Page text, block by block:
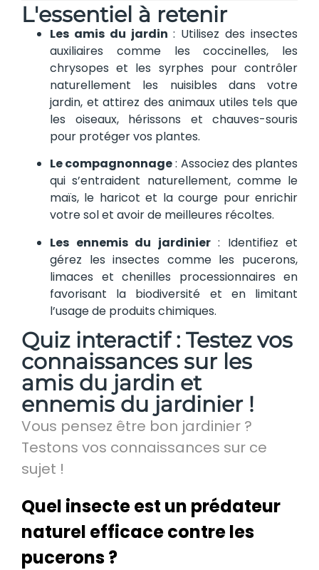
L'essentiel à retenir
Les amis du jardin : Utilisez des insectes
auxiliaires comme les coccinelles, les
chrysopes et les syrphes pour contrôler
naturellement les nuisibles dans votre
jardin, et attirez des animaux utiles tels que
les oiseaux, hérissons et chauves-souris
pour protéger vos plantes.
Le compagnonnage: Associez des plantes
qui s’entraident naturellement, comme le
maïs, le haricot et la courge pour enrichir
votre sol et avoir de meilleures récoltes.
Les ennemis du jardinier: Identifiez et
gérez les insectes comme les pucerons,
limaces et chenilles processionnaires en
favorisant la biodiversité et en limitant
l’usage de produits chimiques.
Quiz interactif : Testez vos
connaissances sur les
amis du jardin et
ennemis du jardinier !
Vous pensez être bon jardinier ?
Testons vos connaissances sur ce
sujet !
Quel insecte est un prédateur
naturel efficace contre les
pucerons ?